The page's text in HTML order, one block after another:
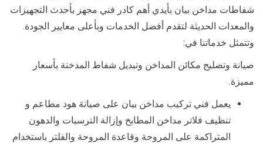
شفاطات مداخن بيان بأيدي أهم كادر فني مجهز بأحدث التجهيزات
والمعدات الحديثة لتقدم أفضل الخدمات وبأعلى معايير الجودة.
وتتمثل خدماتنا في:
صيانة وتصليح مكائن المداخن وتبديل شفاط المدخنة بأسعار
مميزة.
يعمل فني تركيب مداخن بيان على صيانة هود مطاعم و
تنظيف فلاتر مداخن المطابخ وإزالة الترسبات والدهون
المتراكمة على المروحة وقاعدة المروحة والفلتر باستخدام